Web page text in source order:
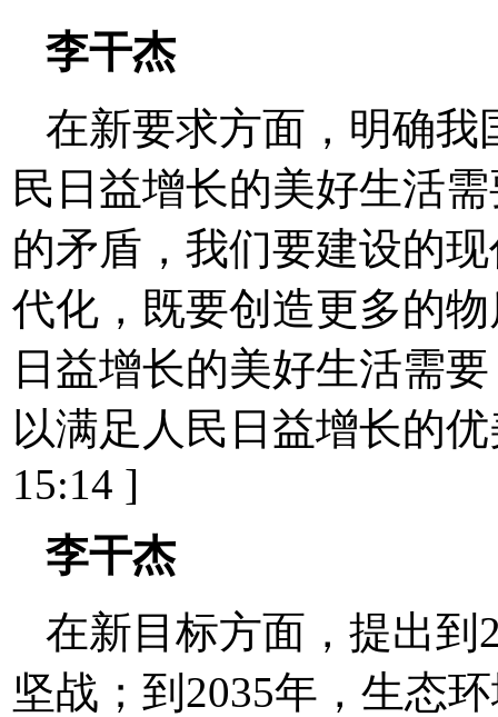
李干杰
在新要求方面，明确
民日益增长的美好生活
的矛盾，我们要建设的
代化，既要创造更多的
日益增长的美好生活需
以满足人民日益增长的
15:14 ]
李干杰
在新目标方面，提出到
坚战；到2035年，生态